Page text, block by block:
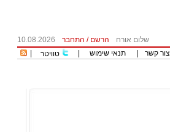
שלום אורח הרשם / התחבר
10.08.2026
צור קשר תנאי שימוש טוויטר